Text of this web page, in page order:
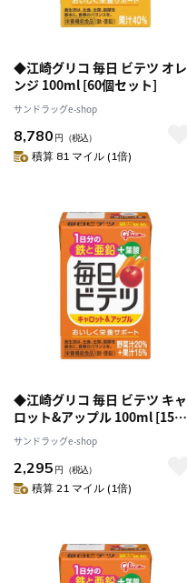
◆江崎グリコ 毎日 ビテツ オレ
ンジ 100ml [60個セット]
サンドラッグe-shop
8,780 円 （税込）
積算 81 マイル (1倍)
◆江崎グリコ 毎日 ビテツ キャ
ロット&アップル 100ml [15個
セット]
サンドラッグe-shop
2,295 円 （税込）
積算 21 マイル (1倍)